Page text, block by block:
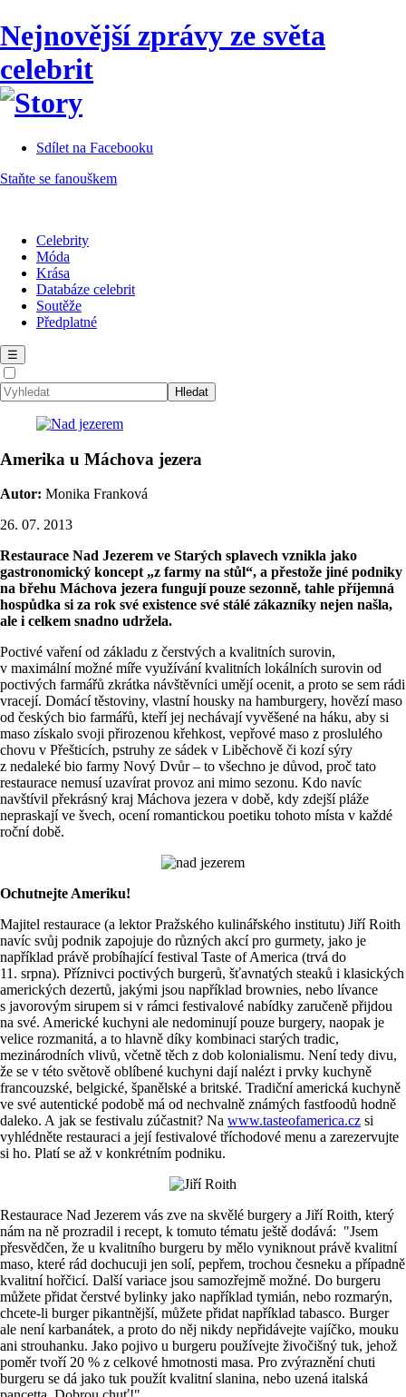
Nejnovější zprávy ze světa
celebrit
Sdílet na Facebooku
Staňte se fanouškem
Celebrity
Móda
Krása
Databáze celebrit
Soutěže
Předplatné
☰
Amerika u Máchova jezera
Autor: Monika Franková
26. 07. 2013
Restaurace Nad Jezerem ve Starých splavech vznikla jako
gastronomický koncept „z farmy na stůl“, a přestože jiné podniky
na břehu Máchova jezera fungují pouze sezonně, tahle příjemná
hospůdka si za rok své existence své stálé zákazníky nejen našla,
ale i celkem snadno udržela.
Poctivé vaření od základu z čerstvých a kvalitních surovin,
v maximální možné míře využívání kvalitních lokálních surovin od
poctivých farmářů zkrátka návštěvníci umějí ocenit, a proto se sem rádi
vracejí. Domácí těstoviny, vlastní housky na hamburgery, hovězí maso
od českých bio farmářů, kteří jej nechávají vyvěšené na háku, aby si
maso získalo svoji přirozenou křehkost, vepřové maso z proslulého
chovu v Přešticích, pstruhy ze sádek v Liběchově či kozí sýry
z nedaleké bio farmy Nový Dvůr – to všechno je důvod, proč tato
restaurace nemusí uzavírat provoz ani mimo sezonu. Kdo navíc
navštívil překrásný kraj Máchova jezera v době, kdy zdejší pláže
nepraskají ve švech, ocení romantickou poetiku tohoto místa v každé
roční době.
Ochutnejte Ameriku!
Majitel restaurace (a lektor Pražského kulinářského institutu) Jiří Roith
navíc svůj podnik zapojuje do různých akcí pro gurmety, jako je
například právě probíhající festival Taste of America (trvá do
11. srpna). Příznivci poctivých burgerů, šťavnatých steaků i klasických
amerických dezertů, jakými jsou například brownies, nebo lívance
s javorovým sirupem si v rámci festivalové nabídky zaručeně přijdou
na své. Americké kuchyni ale nedominují pouze burgery, naopak je
velice rozmanitá, a to hlavně díky kombinaci starých tradic,
mezinárodních vlivů, včetně těch z dob kolonialismu. Není tedy divu,
že se v této světově oblíbené kuchyni dají nalézt i prvky kuchyně
francouzské, belgické, španělské a britské. Tradiční americká kuchyně
ve své autentické podobě má od nechvalně známých fastfoodů hodně
daleko. A jak se festivalu zúčastnit? Na www.tasteofamerica.cz si
vyhlédněte restauraci a její festivalové tříchodové menu a zarezervujte
si ho. Platí se až v konkrétním podniku.
Restaurace Nad Jezerem vás zve na skvělé burgery a Jiří Roith, který
nám na ně prozradil i recept, k tomuto tématu ještě dodává: "Jsem
přesvědčen, že u kvalitního burgeru by mělo vyniknout právě kvalitní
maso, které rád dochucuji jen solí, pepřem, trochou česneku a případně
kvalitní hořčicí. Další variace jsou samozřejmě možné. Do burgeru
můžete přidat čerstvé bylinky jako například tymián, nebo rozmarýn,
chcete-li burger pikantnější, můžete přidat například tabasco. Burger
ale není karbanátek, a proto do něj nikdy nepřidávejte vajíčko, mouku
ani strouhanku. Jako pojivo u burgeru používejte živočišný tuk, jehož
poměr tvoří 20 % z celkové hmotnosti masa. Pro zvýraznění chuti
burgeru se dá jako tuk použít kvalitní slanina, nebo uzená italská